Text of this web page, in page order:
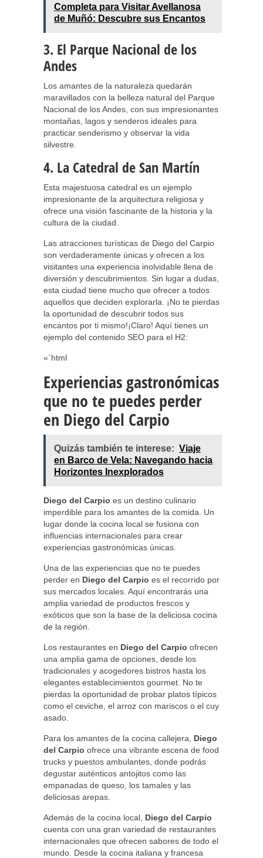
Completa para Visitar Avellanosa
de Muñó: Descubre sus Encantos
3. El Parque Nacional de los
Andes
Los amantes de la naturaleza quedarán
maravillados con la belleza natural del Parque
Nacional de los Andes, con sus impresionantes
montañas, lagos y senderos ideales para
practicar senderismo y observar la vida
silvestre.
4. La Catedral de San Martín
Esta majestuosa catedral es un ejemplo
impresionante de la arquitectura religiosa y
ofrece una visión fascinante de la historia y la
cultura de la ciudad.
Las atracciones turísticas de Diego del Carpio
son verdaderamente únicas y ofrecen a los
visitantes una experiencia inolvidable llena de
diversión y descubrimientos. Sin lugar a dudas,
esta ciudad tiene mucho que ofrecer a todos
aquellos que deciden explorarla. ¡No te pierdas
la oportunidad de descubrir todos sus
encantos por ti mismo!¡Claro! Aquí tienes un
ejemplo del contenido SEO para el H2:
«`html
Experiencias gastronómicas
que no te puedes perder
en Diego del Carpio
Quizás también te interese: Viaje
en Barco de Vela: Navegando hacia
Horizontes Inexplorados
Diego del Carpio es un destino culinario
imperdible para los amantes de la comida. Un
lugar donde la cocina local se fusiona con
influencias internacionales para crear
experiencias gastronómicas únicas.
Una de las experiencias que no te puedes
perder en Diego del Carpio es el recorrido por
sus mercados locales. Aquí encontrarás una
amplia variedad de productos frescos y
exóticos que son la base de la deliciosa cocina
de la región.
Los restaurantes en Diego del Carpio ofrecen
una amplia gama de opciones, desde los
tradicionales y acogedores bistros hasta los
elegantes establecimientos gourmet. No te
pierdas la oportunidad de probar platos típicos
como el ceviche, el arroz con mariscos o el cuy
asado.
Para los amantes de la cocina callejera, Diego
del Carpio ofrece una vibrante escena de food
trucks y puestos ambulantes, donde podrás
degustar auténticos antojitos como las
empanadas de queso, los tamales y las
deliciosas arepas.
Además de la cocina local, Diego del Carpio
cuenta con una gran variedad de restaurantes
internacionales que ofrecen sabores de todo el
mundo. Desde la cocina italiana y francesa